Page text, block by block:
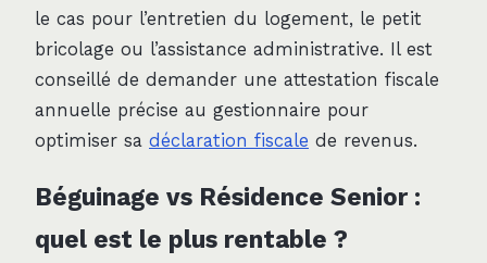
le cas pour l’entretien du logement, le petit
bricolage ou l’assistance administrative. Il est
conseillé de demander une attestation fiscale
annuelle précise au gestionnaire pour
optimiser sa déclaration fiscale de revenus.
Béguinage vs Résidence Senior :
quel est le plus rentable ?